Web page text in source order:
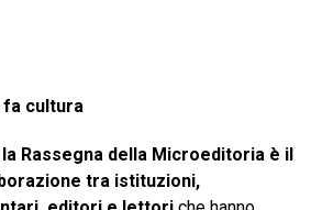
fa cultura
Rassegna della Microeditoria è il
tra istituzioni,